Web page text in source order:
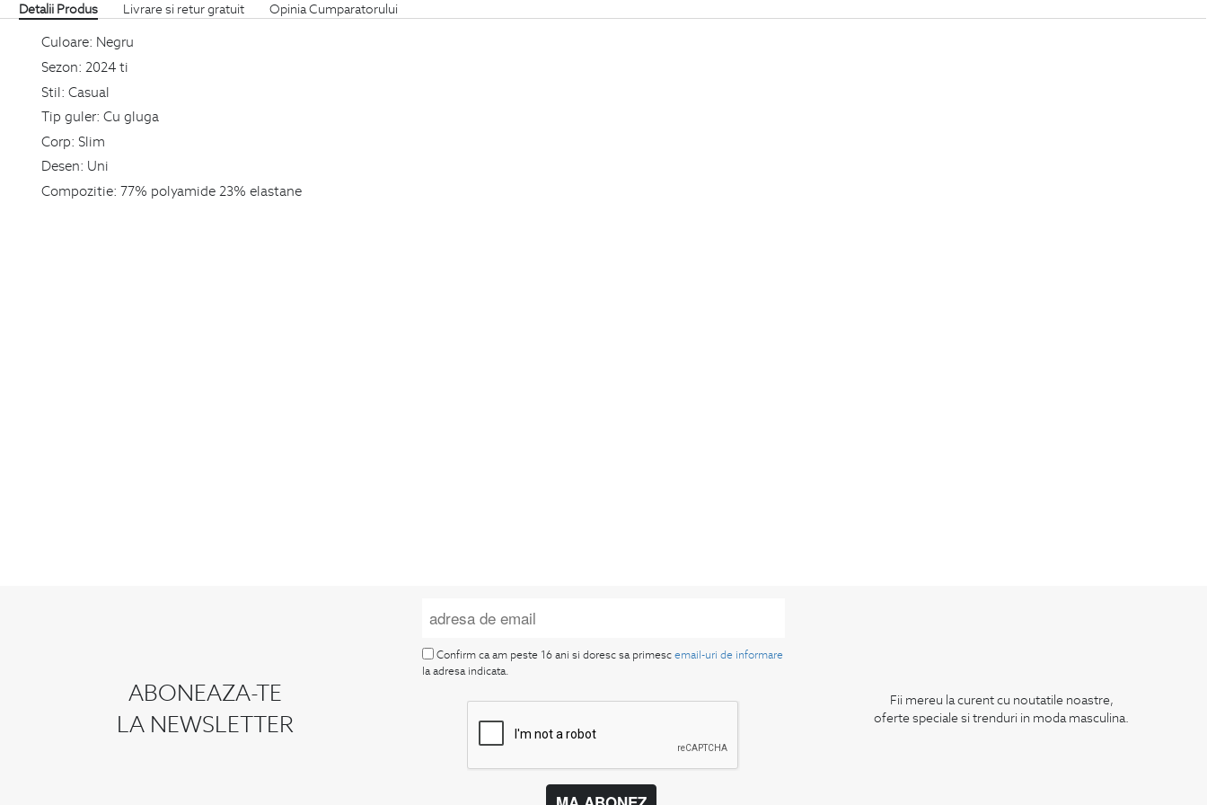
Detalii Produs Livrare si retur gratuit Opinia Cumparatorului
Culoare: Negru
Sezon: 2024 ti
Stil: Casual
Tip guler: Cu gluga
Corp: Slim
Desen: Uni
Compozitie: 77% polyamide 23% elastane
ABONEAZA-TE
LA NEWSLETTER
Confirm ca am peste 16 ani si doresc sa primescemail-uri de informare
la adresa indicata.
Fii mereu la curent cu noutatile noastre,
oferte speciale si trenduri in moda masculina.